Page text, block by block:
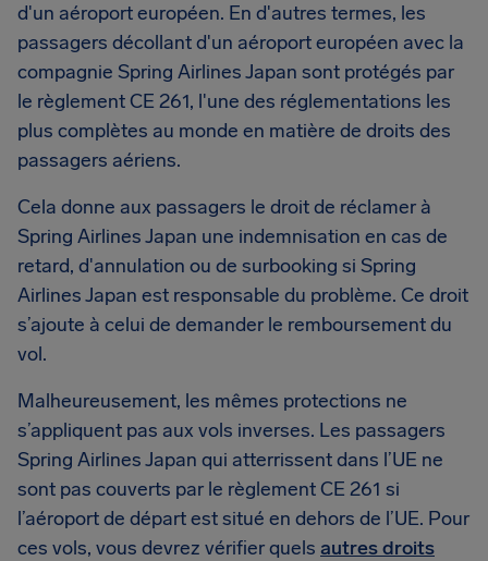
d'un aéroport européen. En d'autres termes, les
passagers décollant d'un aéroport européen avec la
compagnie Spring Airlines Japan sont protégés par
le règlement CE 261, l'une des réglementations les
plus complètes au monde en matière de droits des
passagers aériens.
Cela donne aux passagers le droit de réclamer à
Spring Airlines Japan une indemnisation en cas de
retard, d'annulation ou de surbooking si Spring
Airlines Japan est responsable du problème. Ce droit
s’ajoute à celui de demander le remboursement du
vol.
Malheureusement, les mêmes protections ne
s’appliquent pas aux vols inverses. Les passagers
Spring Airlines Japan qui atterrissent dans l’UE ne
sont pas couverts par le règlement CE 261 si
l’aéroport de départ est situé en dehors de l’UE. Pour
ces vols, vous devrez vérifier quels autres droits